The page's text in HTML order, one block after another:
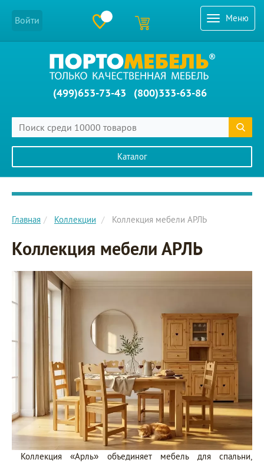
Меню
Войти
(499)653-73-43 (800)333-63-86
Каталог
Главное меню сайта
Главная Коллекции Коллекция мебели АРЛЬ
Коллекция мебели АРЛЬ
Коллекция «Арль» объединяет мебель для спальни,